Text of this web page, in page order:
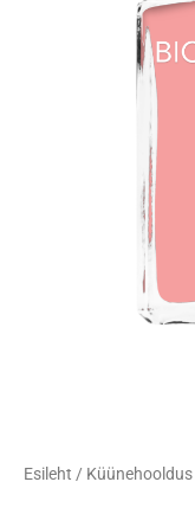
Esileht / Küünehooldus